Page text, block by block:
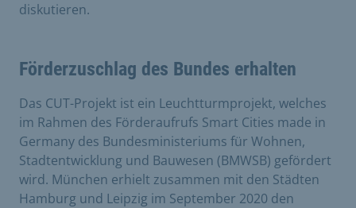
diskutieren.
Förderzuschlag des Bundes erhalten
Das CUT-Projekt ist ein Leuchtturmprojekt, welches
im Rahmen des Förderaufrufs Smart Cities made in
Germany des Bundesministeriums für Wohnen,
Stadtentwicklung und Bauwesen (BMWSB) gefördert
wird. München erhielt zusammen mit den Städten
Hamburg und Leipzig im September 2020 den